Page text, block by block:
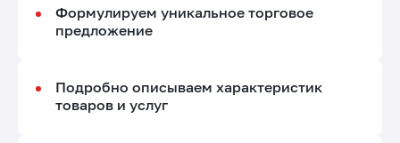
Формулируем уникальное торговое
предложение
Подробно описываем характеристик
товаров и услуг